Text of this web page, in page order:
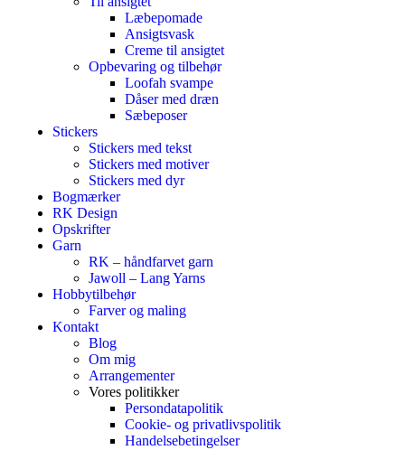
Læbepomade
Ansigtsvask
Creme til ansigtet
Opbevaring og tilbehør
Loofah svampe
Dåser med dræn
Sæbeposer
Stickers
Stickers med tekst
Stickers med motiver
Stickers med dyr
Bogmærker
RK Design
Opskrifter
Garn
RK – håndfarvet garn
Jawoll – Lang Yarns
Hobbytilbehør
Farver og maling
Kontakt
Blog
Om mig
Arrangementer
Vores politikker
Persondatapolitik
Cookie- og privatlivspolitik
Handelsebetingelser